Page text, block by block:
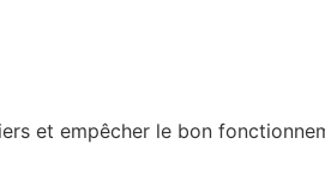
et empêcher le bon